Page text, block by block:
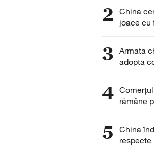
singure
2 China
joace cu
armelor
3 Armata
adopta
4 rămâne
de yuani
5
China